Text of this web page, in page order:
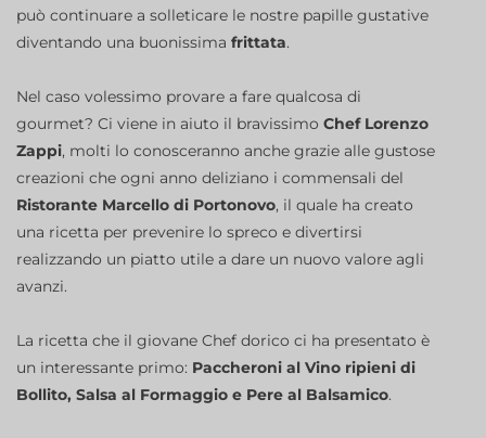
può continuare a solleticare le nostre papille gustative
diventando una buonissima frittata.
Nel caso volessimo provare a fare qualcosa di
gourmet? Ci viene in aiuto il bravissimo Chef Lorenzo
Zappi, molti lo conosceranno anche grazie alle gustose
creazioni che ogni anno deliziano i commensali del
Ristorante Marcello di Portonovo, il quale ha creato
una ricetta per prevenire lo spreco e divertirsi
realizzando un piatto utile a dare un nuovo valore agli
avanzi.
La ricetta che il giovane Chef dorico ci ha presentato è
un interessante primo: Paccheroni al Vino ripieni di
Bollito, Salsa al Formaggio e Pere al Balsamico.